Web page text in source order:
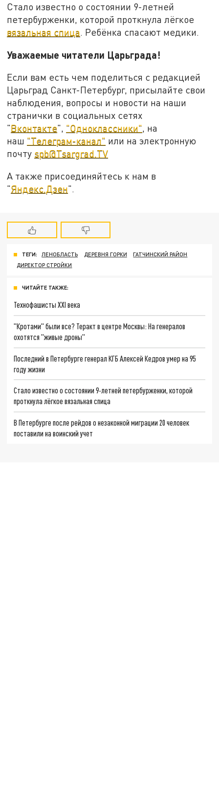
Стало известно о состоянии 9-летней
петербурженки, которой проткнула лёгкое
вязальная спица. Ребёнка спасают медики.
Уважаемые читатели Царьграда!
Если вам есть чем поделиться с редакцией
Царьград Санкт-Петербург, присылайте свои
наблюдения, вопросы и новости на наши
странички в социальных сетях
"Вконтакте", "Одноклассники", на
наш "Телеграм-канал" или на электронную
почту spb@Tsargrad.TV
А также присоединяйтесь к нам в
"Яндекс.Дзен".
ТЕГИ: ЛЕНОБЛАСТЬ ДЕРЕВНЯ ГОРКИ
ГАТЧИНСКИЙ РАЙОН
ДИРЕКТОР СТРОЙКИ
ЧИТАЙТЕ ТАКЖЕ:
Технофашисты XXI века
"Кротами" были все? Теракт в центре Москвы: На генералов
охотятся "живые дроны"
Последний в Петербурге генерал КГБ Алексей Кедров умер на 95
году жизни
Стало известно о состоянии 9-летней петербурженки, которой
проткнула лёгкое вязальная спица
В Петербурге после рейдов о незаконной миграции 20 человек
поставили на воинский учет